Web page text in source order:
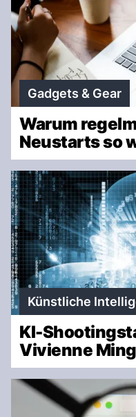
Gadgets & Gear
Warum
Neustarts so
Künstliche
KI-
Vivienne Ming